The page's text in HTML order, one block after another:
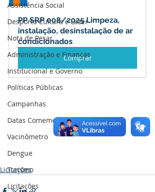
Assistência Social
Desporto Cultura e Lazer
Nota de Pesar
Administração e Finanças
Institucional e Governo
Políticas Públicas
Campanhas
Datas Comemorativas
Vacinômetro
Dengue
Turismo
Licitações
PP SRP 008/2025 Limpeza,
instalação, desinstalação de ar
condicionados
Comprar
Licitações